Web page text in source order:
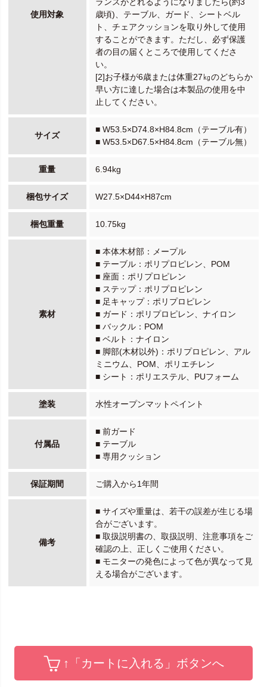
使用対象
歳頃)、テーブル、ガード、シートベル
ト、チェアクッションを取り外して使用
することができます。ただし、必ず保護
者の目の届くところで使用してくださ
い。
[2]お子様が6歳または体重27㎏のどちらか
早い方に達した場合は本製品の使用を中
止してください。
サイズ
■ W53.5×D74.8×H84.8cm（テーブル有）
■ W53.5×D67.5×H84.8cm（テーブル無）
重量 6.94kg
梱包サイズ W27.5×D44×H87cm
梱包重量 10.75kg
素材
■ 本体木材部：メープル
■ テーブル：ポリプロピレン、POM
■ 座面：ポリプロピレン
■ ステップ：ポリプロピレン
■ 足キャップ：ポリプロピレン
■ ガード：ポリプロピレン、ナイロン
■ バックル：POM
■ ベルト：ナイロン
■ 脚部(木材以外)：ポリプロピレン、アル
ミニウム、POM、ポリエチレン
■ シート：ポリエステル、PUフォーム
塗装 水性オープンマットペイント
付属品
■ 前ガード
■ テーブル
■ 専用クッション
保証期間 ご購入から1年間
備考
■ サイズや重量は、若干の誤差が生じる場
合がございます。
■ 取扱説明書の、取扱説明、注意事項をご
確認の上、正しくご使用ください。
■ モニターの発色によって色が異なって見
える場合がございます。
↑「カートに入れる」ボタンへ